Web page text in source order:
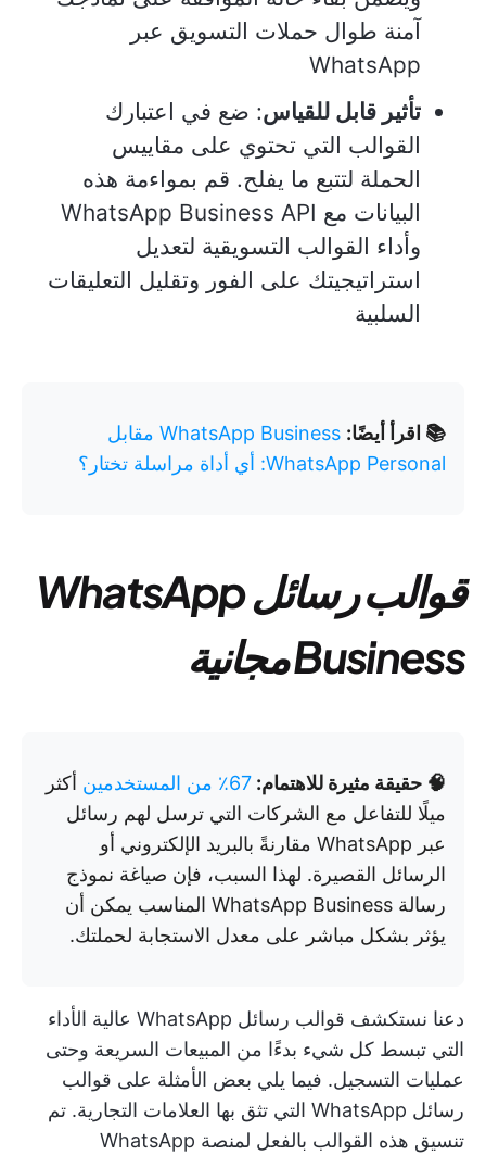
آمنة طوال حملات التسويق عبر
WhatsApp
تأثير قابل للقياس: ضع في اعتبارك
القوالب التي تحتوي على مقاييس
الحملة لتتبع ما يفلح. قم بمواءمة هذه
البيانات مع WhatsApp Business API
وأداء القوالب التسويقية لتعديل
استراتيجيتك على الفور وتقليل التعليقات
السلبية
📚 اقرأ أيضًا:
WhatsApp Business مقابل
WhatsApp Personal: أي أداة مراسلة تختار؟
قوالب رسائل WhatsApp
Business مجانية
🧠 حقيقة مثيرة للاهتمام: 67٪ من المستخدمين
أكثر
ميلًا للتفاعل مع الشركات التي ترسل لهم رسائل
عبر WhatsApp مقارنةً بالبريد الإلكتروني أو
الرسائل القصيرة. لهذا السبب، فإن صياغة نموذج
رسالة WhatsApp Business المناسب يمكن أن
يؤثر بشكل مباشر على معدل الاستجابة لحملتك.
دعنا نستكشف قوالب رسائل WhatsApp عالية الأداء
التي تبسط كل شيء بدءًا من المبيعات السريعة وحتى
عمليات التسجيل. فيما يلي بعض الأمثلة على قوالب
رسائل WhatsApp التي تثق بها العلامات التجارية. تم
تنسيق هذه القوالب بالفعل لمنصة WhatsApp